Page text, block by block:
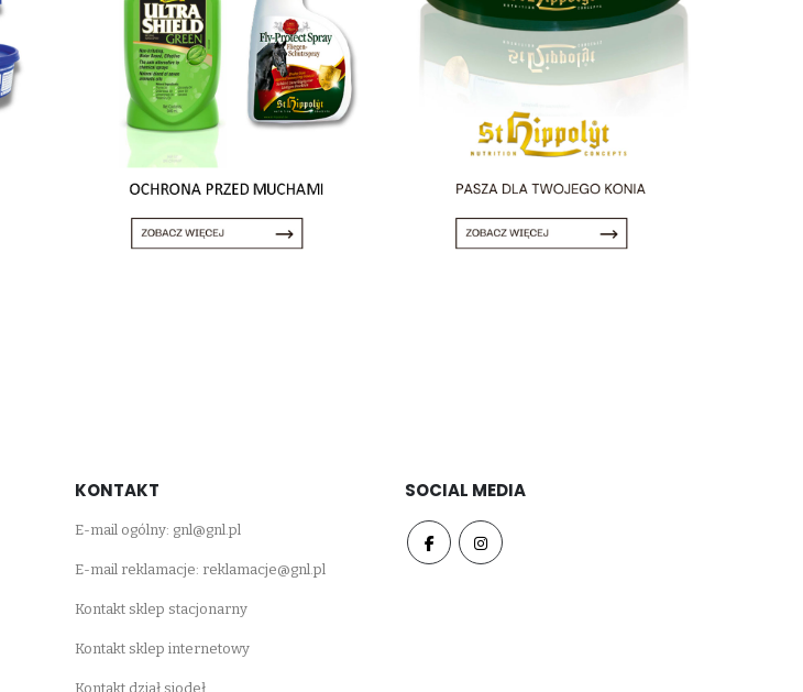
KONTAKT
E-mail ogólny: gnl@gnl.pl
E-mail reklamacje: reklamacje@gnl.pl
Kontakt sklep stacjonarny
Kontakt sklep internetowy
Kontakt dział siodeł
SOCIAL MEDIA